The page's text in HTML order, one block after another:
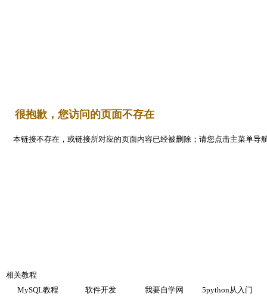
   很抱歉，您访问的页面不存在
相关教程
MySQL教程
软件开发 我要自学网 5python从入门